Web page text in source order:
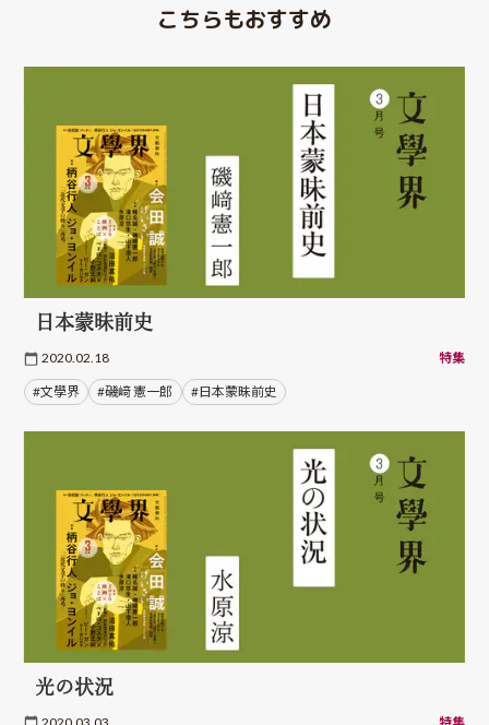
こちらもおすすめ
日本蒙昧前史
2020.02.18 特集
#文學界 #磯﨑 憲一郎 #日本蒙昧前史
光の状況